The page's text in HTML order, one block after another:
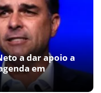
a dar apoio a
em